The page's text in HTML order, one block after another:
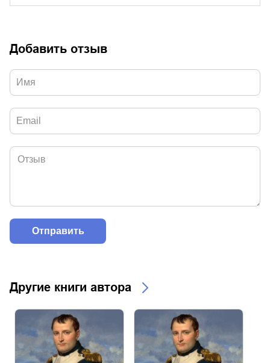
Добавить отзыв
Другие книги автора